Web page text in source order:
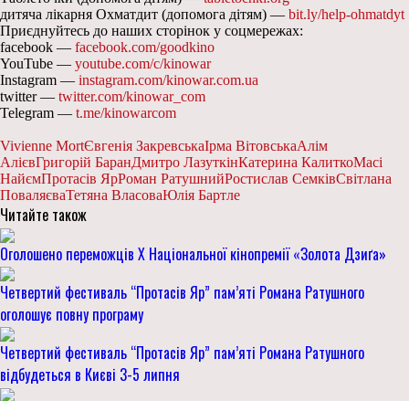
дитяча лікарня Охматдит (допомога дітям) — bit.ly/help-ohmatdyt
Приєднуйтесь до наших сторінок у соцмережах:
facebook — facebook.com/goodkino
YouTube — youtube.com/c/kinowar
Instagram — instagram.com/kinowar.com.ua
twitter — twitter.com/kinowar_com
Telegram — t.me/kinowarcom
Vivienne MortЄвгенія ЗакревськаІрма ВітовськаАлім
АлієвГригорій БаранДмитро ЛазуткінКатерина КалиткоМасі
НайємПротасів ЯрРоман РатушнийРостислав СемківСвітлана
ПоваляєваТетяна ВласоваЮлія Бартле
Читайте також
Оголошено переможців Х Національної кінопремії «Золота Дзиґа»
Четвертий фестиваль “Протасів Яр” пам’яті Романа Ратушного
оголошує повну програму
Четвертий фестиваль “Протасів Яр” пам’яті Романа Ратушного
відбудеться в Києві 3-5 липня